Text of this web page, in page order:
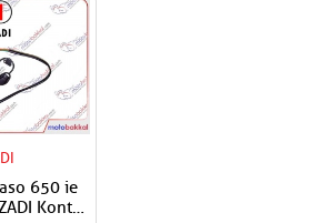
650 ie
Kontak